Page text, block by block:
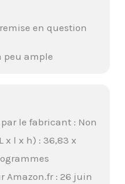
en question
peu ample
le fabricant : Non
x l x h) : 36,83 x
Amazon.fr : 26 juin